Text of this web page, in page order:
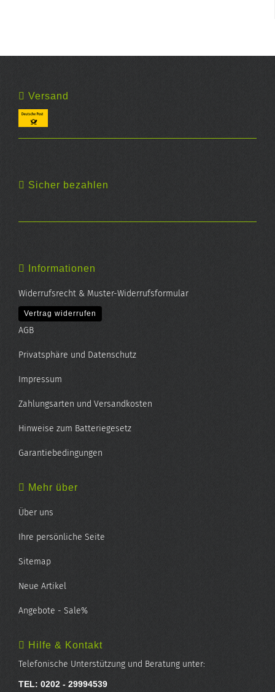
Versand
Sicher bezahlen
Informationen
Widerrufsrecht & Muster-Widerrufsformular
Vertrag widerrufen
AGB
Privatsphäre und Datenschutz
Impressum
Zahlungsarten und Versandkosten
Hinweise zum Batteriegesetz
Garantiebedingungen
Mehr über
Über uns
Ihre persönliche Seite
Sitemap
Neue Artikel
Angebote - Sale%
Hilfe & Kontakt
Telefonische Unterstützung und Beratung unter:
TEL: 0202 - 29994539